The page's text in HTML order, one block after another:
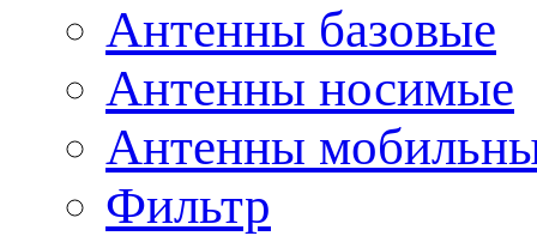
Антенны базовые
Антенны носимые
Антенны
Фильтр